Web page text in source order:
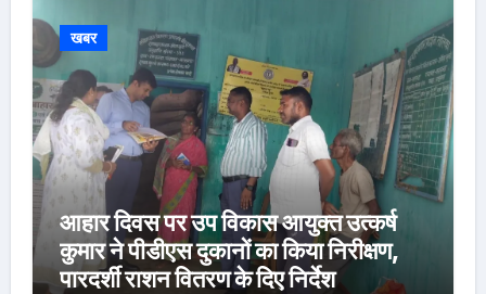
खबर
आहार दिवस पर उप विकास आयुक्त उत्कर्ष
कुमार ने पीडीएस दुकानों का किया निरीक्षण,
पारदर्शी राशन वितरण के दिए निर्देश